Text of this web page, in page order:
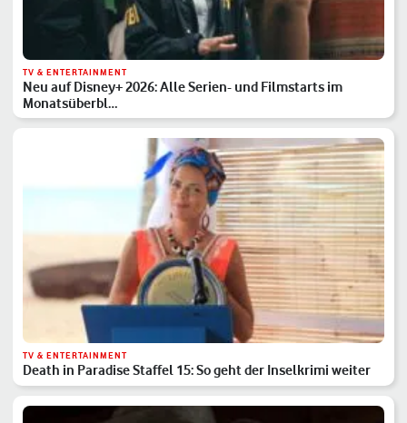
TV & ENTERTAINMENT
Neu auf Disney+ 2026: Alle Serien- und Filmstarts im
Monatsüberbl…
TV & ENTERTAINMENT
Death in Paradise Staffel 15: So geht der Inselkrimi weiter